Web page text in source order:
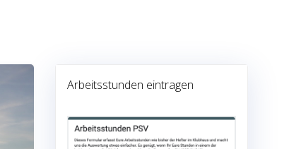
Arbeitsstunden eintragen